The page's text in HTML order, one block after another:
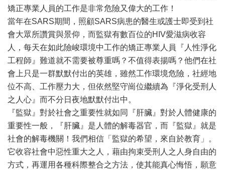
矯正專業人員的工作是非常危險又偉大的工作！
當年在SARS期間，照顧SARS病患的醫生或護士即受到社
會大眾所讚賞與景仰，而監獄有數百位的HIV愛滋病收容
人，每天在如此險峻環境中工作的矯正專業人員『人性淨化
工程師』難道就不需要被尊重嗎？不值得表揚嗎？他們在社
會上只是一群默默付出的英雄，雖然工作環境危險，社經地
位不高、工作壓力大，但依然堅守崗位繼續為『淨化受刑人
之人心』而不分日夜地默默付出中。
『監獄』對於社會之重要性就如同『肝臟』對於人體健康的
重要性一般，『肝臟』是人體的解毒器官，而『監獄』就是
社會的解毒機關！我們相信「監獄的希望，來自於教育」。
它收容社會中惡性重大之人，藉由拘束受刑人之人身自由的
方式，再運用各種科際整合之方法，使其能真心悔悟，願意